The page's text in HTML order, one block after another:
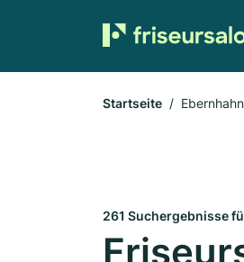
Startseite Ebernhahn
261 Suchergebnisse